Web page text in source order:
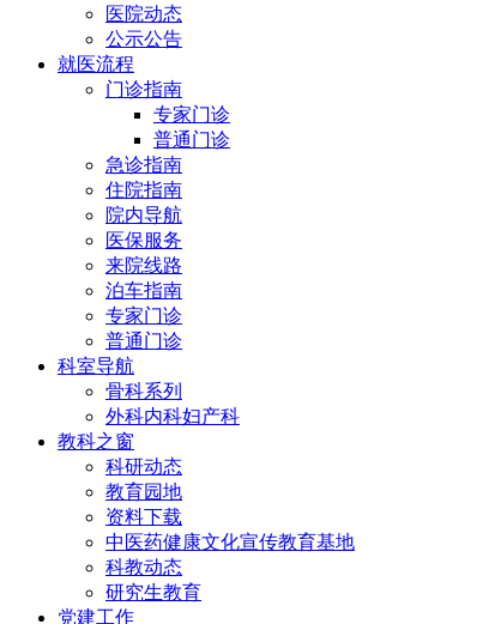
医院动态
公示公告
就医流程
门诊指南
专家门诊
普通门诊
急诊指南
住院指南
院内导航
医保服务
来院线路
泊车指南
专家门诊
普通门诊
科室导航
骨科系列
外科内科妇产科
教科之窗
科研动态
教育园地
资料下载
中医药健康文化宣传教育基地
科教动态
研究生教育
党建工作